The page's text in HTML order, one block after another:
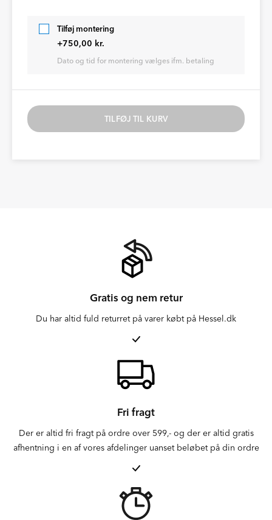
Tilføj montering
+750,00 kr.
Dato og tid for montering vælges ifm. betaling
TILFØJ TIL KURV
Gratis og nem retur
Du har altid fuld returret på varer købt på Hessel.dk
Fri fragt
Der er altid fri fragt på ordre over 599,- og der er altid gratis
afhentning i en af vores afdelinger uanset beløbet på din ordre